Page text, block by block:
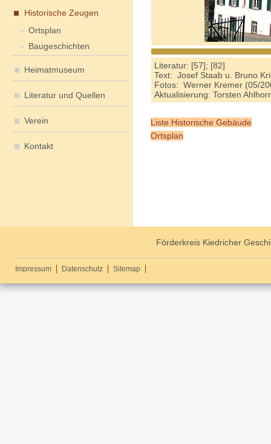
Historische Zeugen
Ortsplan
Baugeschichten
Heimatmuseum
Literatur und Quellen
Verein
Kontakt
Literatur: [57]; [82]
Text: Josef Staab u. Bruno
Fotos: Werner Kremer (05/
Aktualisierung: Torsten
Liste Historische Gebäude
Ortsplan
Förderkreis Kiedricher
Impressum Datenschutz Sitemap